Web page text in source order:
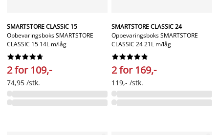
SMARTSTORE CLASSIC 15
Opbevaringsboks SMARTSTORE
CLASSIC 15 14L m/låg






2 for 109,-
74,95 /stk.
SMARTSTORE CLASSIC 24
Opbevaringsboks SMARTSTORE
CLASSIC 24 21L m/låg






2 for 169,-
119,- /stk.